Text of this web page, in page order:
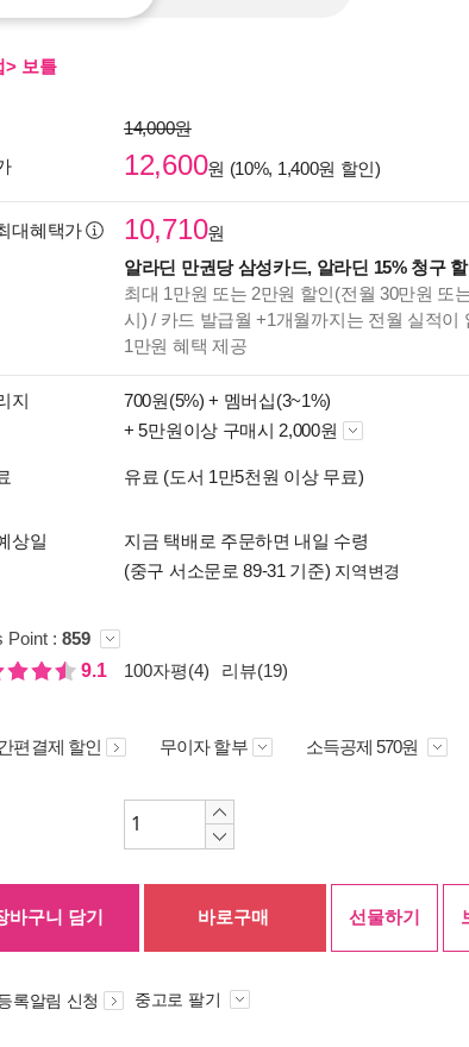
> 보틀
14,000원
12,600원 (10%, 1,400원 할인)
대혜택가 10,710원
알라딘 만권당 삼성카드, 알라딘 15% 청구
최대 1만원 또는 2만원 할인(전월 30만원 또
시) / 카드 발급월 +1개월까지는 전월 실적이
1만원 혜택 제공
지 700원(5%) + 멤버십(3~1%)
+ 5만원이상 구매시 2,000원
유료 (도서 1만5천원 이상 무료)
상일
지금 택배로 주문하면 내일 수령
(중구 서소문로 89-31 기준) 지역변경
Point : 859
9.1
100자평(4) 리뷰(19)
편결제 할인 무이자 할부 소득공제 570원
바구니 담기 바로구매 선물하기
록알림 신청 중고로 팔기